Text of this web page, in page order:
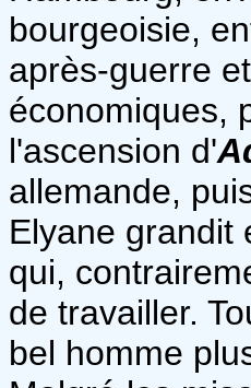
bourgeoisie,
après-guerre
économiques,
l'ascension d'
allemande,
Elyane grandit
qui,
de travailler.
bel homme